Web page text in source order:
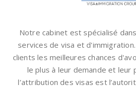
Notre cabinet est spécialisé
services de visa et
clients les meilleures chances
le plus à leur demande et leur
l’attribution des visas est